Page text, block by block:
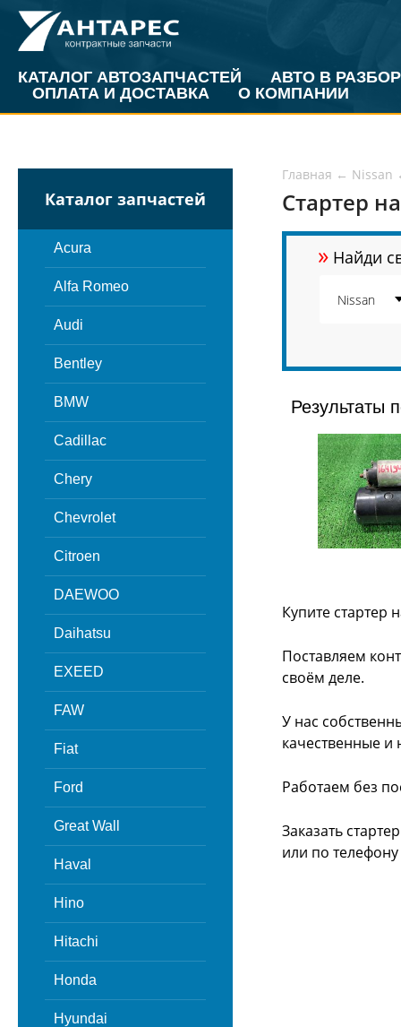
КАТАЛОГ АВТОЗАПЧАСТЕЙ
АВТО В РАЗБОР
ОПЛАТА И ДОСТАВКА
О КОМПАНИИ
Каталог запчастей
Acura
Alfa Romeo
Audi
Bentley
BMW
Cadillac
Chery
Chevrolet
Citroen
DAEWOO
Daihatsu
EXEED
FAW
Fiat
Ford
Great Wall
Haval
Hino
Hitachi
Honda
Hyundai
Главная ← Nissan
Стартер
» Найди
Результаты
Купите стартер
Поставляем
своём деле.
У нас
качественные и
Работаем без
Заказать
или по